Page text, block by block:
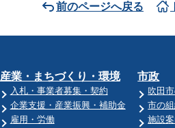
前のページへ戻る
産業・まちづくり・環境
入札・事業者募集・契約
企業支援・産業振興・補助金
雇用・労働
市政
吹田
市の
施設